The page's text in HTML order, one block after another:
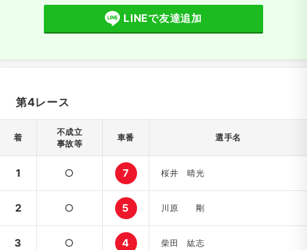
LINEで友達追加
第4レース
着
不成立
事故等
車番 選手名
1 ○ 7 桜井 晴光
2 ○ 5 川原 剛
3 ○ 4 柴田 紘志